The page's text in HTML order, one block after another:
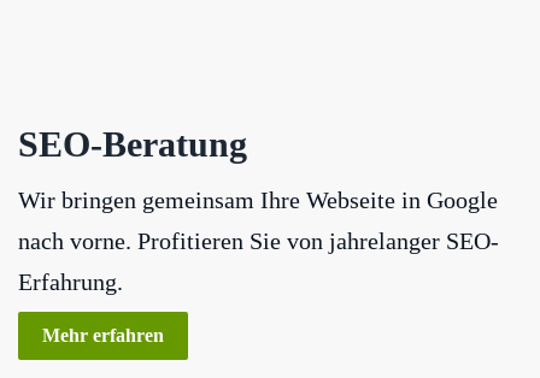
SEO-Beratung
Wir bringen gemeinsam Ihre Webseite in Google
nach vorne. Profitieren Sie von jahrelanger SEO-
Erfahrung.
Mehr erfahren